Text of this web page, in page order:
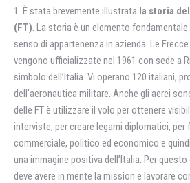
1. È stata brevemente illustrata la storia
(FT). La storia è un elemento fondamentale
senso di appartenenza in azienda. Le
vengono ufficializzate nel 1961 con sede a
simbolo dell’Italia. Vi operano 120 italiani,
dell’aeronautica militare. Anche gli aerei
delle FT è utilizzare il volo per ottenere
interviste, per creare legami diplomatici, per
commerciale, politico ed economico e
una immagine positiva dell’Italia. Per
deve avere in mente la mission e lavorare